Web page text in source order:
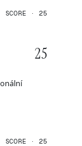
SCORE · 25
25
SCORE · 25